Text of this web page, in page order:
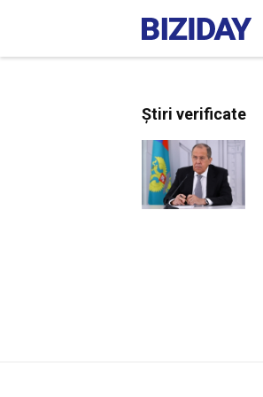
Știri verificate